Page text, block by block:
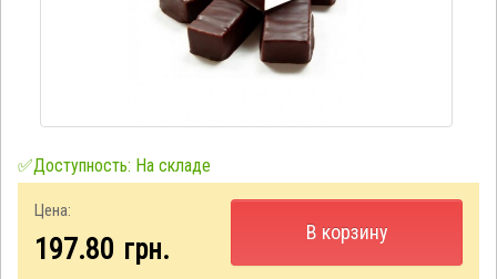
✅Доступность: На складе
Цена:
197.80 грн.
В корзину